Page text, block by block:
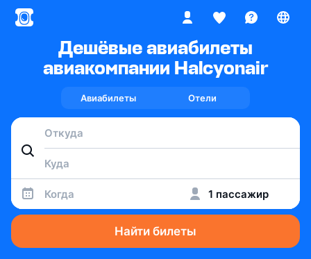
Дешёвые авиабилеты
авиакомпании Halcyonair
Авиабилеты Отели
Когда 1 пассажир
Найти билеты